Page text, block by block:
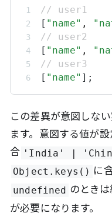
// user1
[ "name" ,
// user2
[ "name" ,
// user3
[ "name" ];
この差異が意図しな
ます。意図する値が
合 'India' |
Object.keys() に
undefined のとき
が必要になります。